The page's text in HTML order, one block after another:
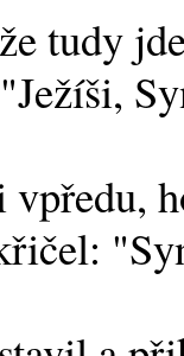
tudy